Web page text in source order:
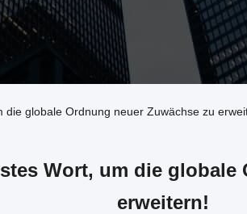
globale Ordnung neuer Zuwächse zu
Wort, um die globale
erweitern!